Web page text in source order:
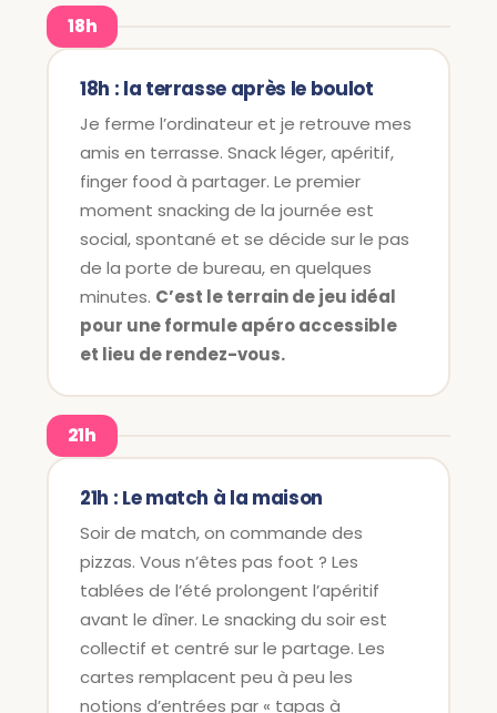
18h
18h : la terrasse après le boulot
Je ferme l’ordinateur et je retrouve mes
amis en terrasse. Snack léger, apéritif,
finger food à partager. Le premier
moment snacking de la journée est
social, spontané et se décide sur le pas
de la porte de bureau, en quelques
minutes. C’est le terrain de jeu idéal
pour une formule apéro accessible
et lieu de rendez-vous.
21h
21h : Le match à la maison
Soir de match, on commande des
pizzas. Vous n’êtes pas foot ? Les
tablées de l’été prolongent l’apéritif
avant le dîner. Le snacking du soir est
collectif et centré sur le partage. Les
cartes remplacent peu à peu les
notions d’entrées par « tapas à